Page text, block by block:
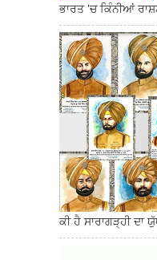
ਭਾਰਤ 'ਚ ਕਿੰਨੀਆਂ
ਕੀ ਹੈ ਸਾਰਾਗੜ੍ਹੀ ਦਾ